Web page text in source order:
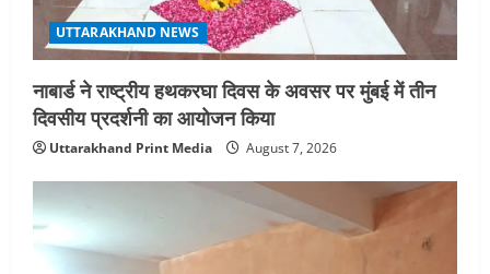
UTTARAKHAND NEWS
नाबार्ड ने राष्ट्रीय हथकरघा दिवस के अवसर पर मुंबई में तीन
दिवसीय प्रदर्शनी का आयोजन किया
Uttarakhand Print Media August 7, 2026